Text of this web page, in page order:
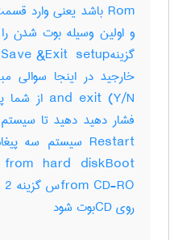
hard diskBoot
روی CDبوت شود